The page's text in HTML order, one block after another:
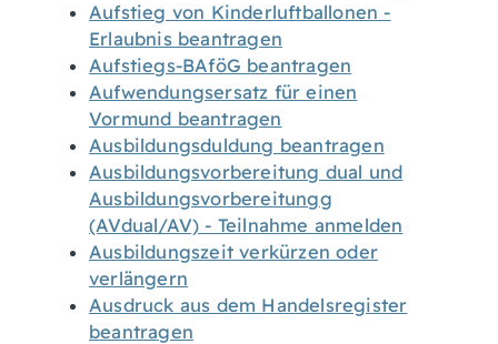
Aufstieg von Kinderluftballonen -
Erlaubnis beantragen
Aufstiegs-BAföG beantragen
Aufwendungsersatz für einen
Vormund beantragen
Ausbildungsduldung beantragen
Ausbildungsvorbereitung dual und
Ausbildungsvorbereitungg
(AVdual/AV) - Teilnahme anmelden
Ausbildungszeit verkürzen oder
verlängern
Ausdruck aus dem Handelsregister
beantragen